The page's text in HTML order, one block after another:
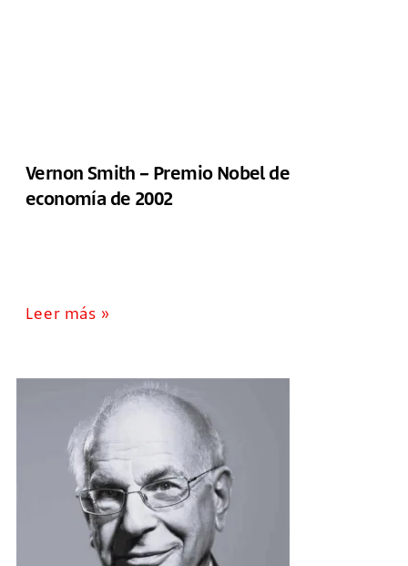
Vernon Smith – Premio Nobel de
economía de 2002
Leer más »